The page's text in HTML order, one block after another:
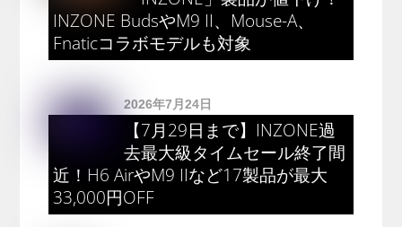
INZONE BudsやM9 II、Mouse-A、
Fnaticコラボモデルも対象
2026年7月24日
【7月29日まで】INZONE過
去最大級タイムセール終了間
近！H6 AirやM9 IIなど17製品が最大
33,000円OFF